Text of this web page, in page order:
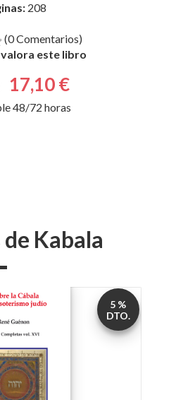
208
(0 Comentarios)
este libro
17,10 €
48/72 horas
Kabala
5 %
DTO.